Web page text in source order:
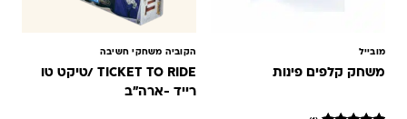
מובייל
משחק קלפים פינות
הקוביה משחקי חשיבה
TICKET TO RIDE /טיקט טו
רייד -ארה"ב